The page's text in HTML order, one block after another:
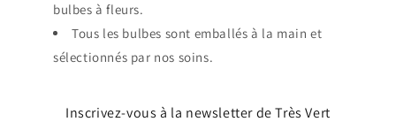
bulbes à fleurs.
Tous les bulbes sont emballés à la main et
sélectionnés par nos soins.
Inscrivez-vous à la newsletter de Très Vert